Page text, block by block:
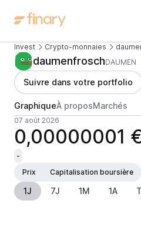
Invest Crypto-monnaies
daumenfroschDAUMEN
Suivre dans votre portfolio
GraphiqueÀ proposMarchés
07 août 2026
0,00000001
-
Prix
Capitalisation boursière
1J 7J 1M 1A